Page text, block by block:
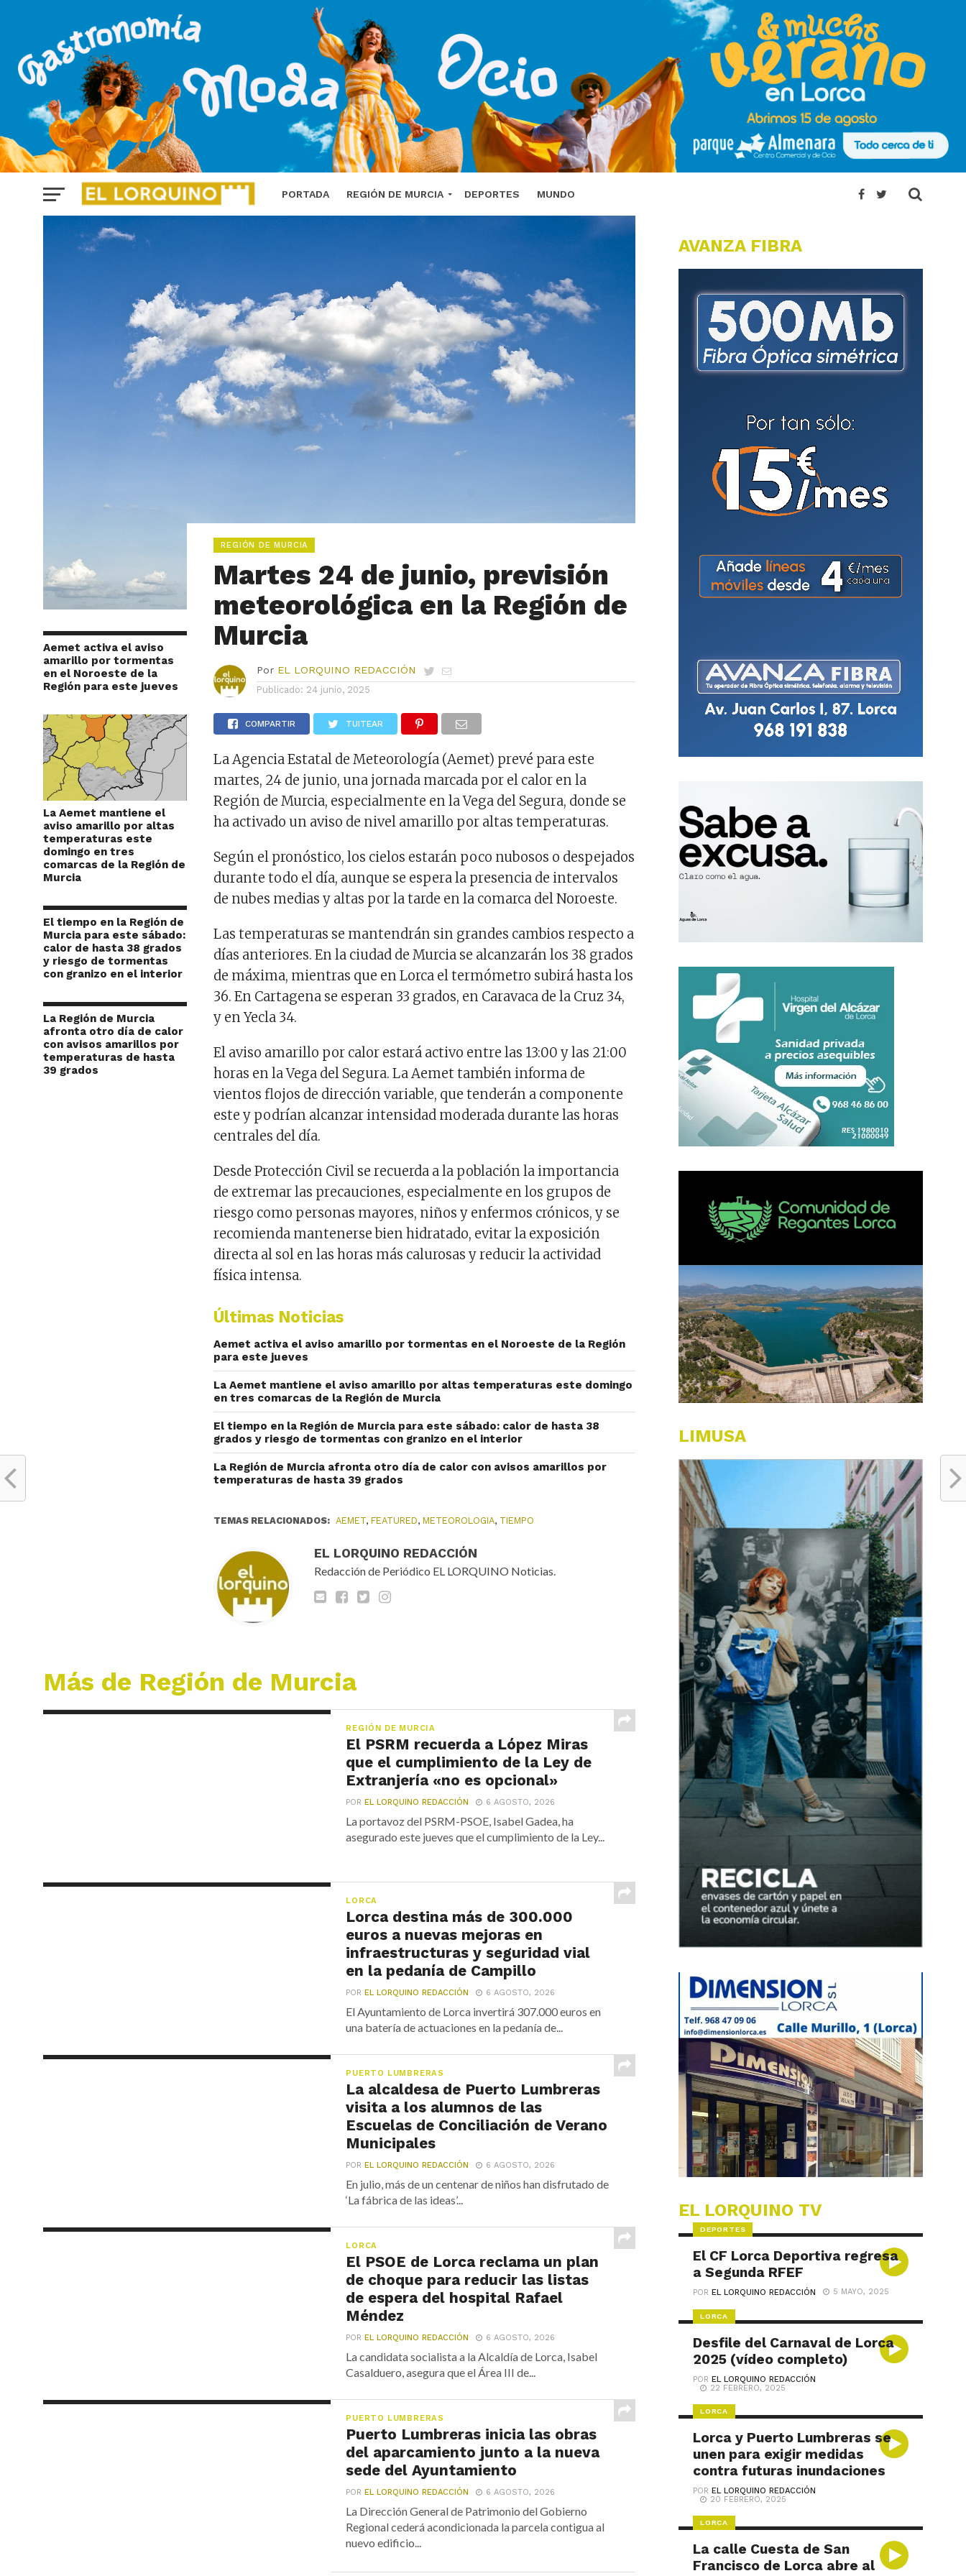
PORTADA REGIÓN DE MURCIA DEPORTES MUNDO
Aemet activa el aviso
amarillo por tormentas
en el Noroeste de la
Región para este jueves
La Aemet mantiene el
aviso amarillo por altas
temperaturas este
domingo en tres
comarcas de la Región de
Murcia
El tiempo en la Región de
Murcia para este sábado:
calor de hasta 38 grados
y riesgo de tormentas
con granizo en el interior
La Región de Murcia
afronta otro día de calor
con avisos amarillos por
temperaturas de hasta
39 grados
REGIÓN DE MURCIA
Martes 24 de junio, previsión
meteorológica en la Región de
Murcia
Por EL LORQUINO REDACCIÓN
Publicado: 24 junio, 2025
COMPARTIR TUITEAR
La Agencia Estatal de Meteorología (Aemet) prevé para este
martes, 24 de junio, una jornada marcada por el calor en la
Región de Murcia, especialmente en la Vega del Segura, donde se
ha activado un aviso de nivel amarillo por altas temperaturas.
Según el pronóstico, los cielos estarán poco nubosos o despejados
durante todo el día, aunque se espera la presencia de intervalos
de nubes medias y altas por la tarde en la comarca del Noroeste.
Las temperaturas se mantendrán sin grandes cambios respecto a
días anteriores. En la ciudad de Murcia se alcanzarán los 38 grados
de máxima, mientras que en Lorca el termómetro subirá hasta los
36. En Cartagena se esperan 33 grados, en Caravaca de la Cruz 34,
y en Yecla 34.
El aviso amarillo por calor estará activo entre las 13:00 y las 21:00
horas en la Vega del Segura. La Aemet también informa de
vientos flojos de dirección variable, que tenderán a componente
este y podrían alcanzar intensidad moderada durante las horas
centrales del día.
Desde Protección Civil se recuerda a la población la importancia
de extremar las precauciones, especialmente en los grupos de
riesgo como personas mayores, niños y enfermos crónicos, y se
recomienda mantenerse bien hidratado, evitar la exposición
directa al sol en las horas más calurosas y reducir la actividad
física intensa.
Últimas Noticias
Aemet activa el aviso amarillo por tormentas en el Noroeste de la Región
para este jueves
La Aemet mantiene el aviso amarillo por altas temperaturas este domingo
en tres comarcas de la Región de Murcia
El tiempo en la Región de Murcia para este sábado: calor de hasta 38
grados y riesgo de tormentas con granizo en el interior
La Región de Murcia afronta otro día de calor con avisos amarillos por
temperaturas de hasta 39 grados
TEMAS RELACIONADOS: AEMET,FEATURED,METEOROLOGIA, TIEMPO
EL LORQUINO REDACCIÓN
Redacción de Periódico EL LORQUINO Noticias.
Más de Región de Murcia
REGIÓN DE MURCIA
El PSRM recuerda a López Miras
que el cumplimiento de la Ley de
Extranjería «no es opcional»
POREL LORQUINO REDACCIÓN 6 AGOSTO, 2026
La portavoz del PSRM-PSOE, Isabel Gadea, ha
asegurado este jueves que el cumplimiento de la Ley...
LORCA
Lorca destina más de 300.000
euros a nuevas mejoras en
infraestructuras y seguridad vial
en la pedanía de Campillo
POREL LORQUINO REDACCIÓN 6 AGOSTO, 2026
El Ayuntamiento de Lorca invertirá 307.000 euros en
una batería de actuaciones en la pedanía de...
PUERTO LUMBRERAS
La alcaldesa de Puerto Lumbreras
visita a los alumnos de las
Escuelas de Conciliación de Verano
Municipales
POREL LORQUINO REDACCIÓN 6 AGOSTO, 2026
En julio, más de un centenar de niños han disfrutado de
‘La fábrica de las ideas’...
LORCA
El PSOE de Lorca reclama un plan
de choque para reducir las listas
de espera del hospital Rafael
Méndez
POREL LORQUINO REDACCIÓN 6 AGOSTO, 2026
La candidata socialista a la Alcaldía de Lorca, Isabel
Casalduero, asegura que el Área III de...
PUERTO LUMBRERAS
Puerto Lumbreras inicia las obras
del aparcamiento junto a la nueva
sede del Ayuntamiento
POREL LORQUINO REDACCIÓN 6 AGOSTO, 2026
La Dirección General de Patrimonio del Gobierno
Regional cederá acondicionada la parcela contigua al
nuevo edificio...
AVANZA FIBRA
LIMUSA
EL LORQUINO TV
DEPORTES
El CF Lorca Deportiva regresa
a Segunda RFEF
POREL LORQUINO REDACCIÓN 5 MAYO, 2025
LORCA
Desfile del Carnaval de Lorca
2025 (vídeo completo)
POREL LORQUINO REDACCIÓN
22 FEBRERO, 2025
LORCA
Lorca y Puerto Lumbreras se
unen para exigir medidas
contra futuras inundaciones
POREL LORQUINO REDACCIÓN
20 FEBRERO, 2025
LORCA
La calle Cuesta de San
Francisco de Lorca abre al